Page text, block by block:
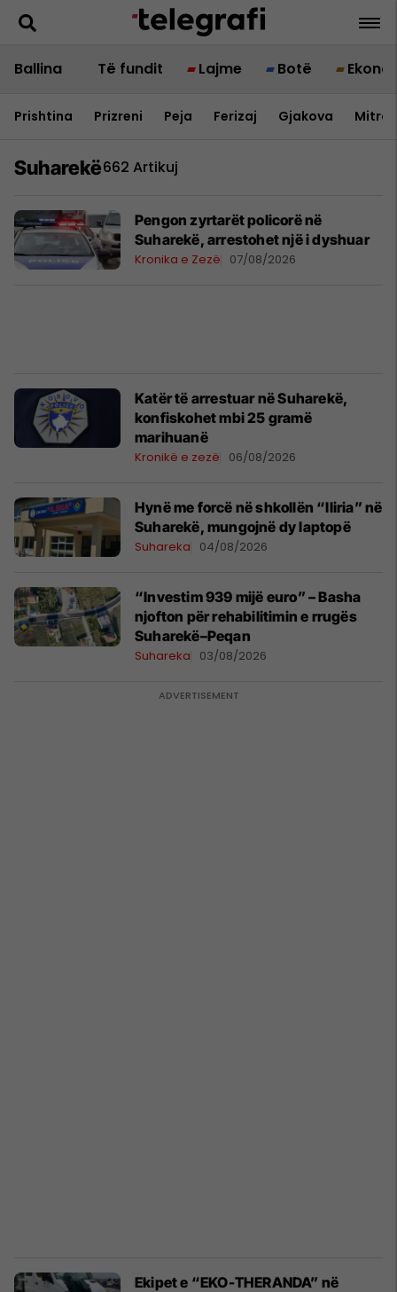
Ballina Të fundit Lajme Botë
Prishtina Prizreni Peja Ferizaj Gjakova
Suharekë662 Artikuj
Pengon zyrtarët policorë në
Suharekë, arrestohet një i dyshuar
Kronika e Zezë 07/08/2026
Katër të arrestuar në Suharekë,
konfiskohet mbi 25 gramë
marihuanë
Kronikë e zezë 06/08/2026
Hynë me forcë në shkollën “Iliria” në
Suharekë, mungojnë dy laptopë
Suhareka 04/08/2026
“Investim 939 mijë euro” – Basha
njofton për rehabilitimin e rrugës
Suharekë–Peqan
Suhareka 03/08/2026
Ekipet e “EKO-THERANDA” në